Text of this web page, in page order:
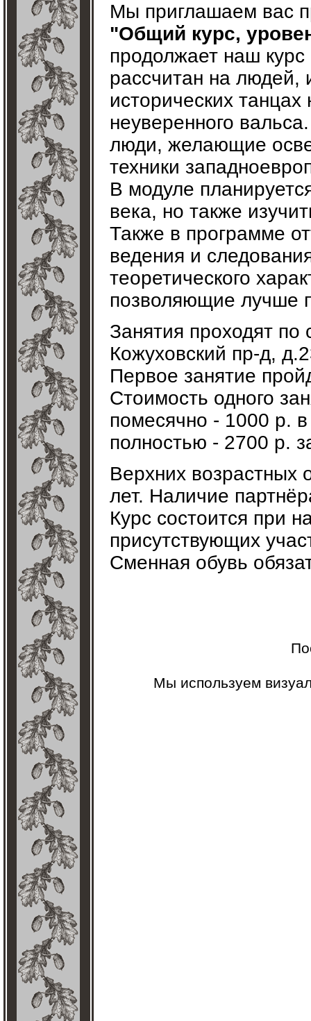
Мы приглашаем вас
"Общий курс,
продолжает наш курс
рассчитан на людей,
исторических
неуверенного
люди, желающие
техники
В модуле
века, но также
Также в программе
ведения и
теоретического
позволяющие лучше
Занятия проходят
Кожуховский пр-д,
Первое занятие
Стоимость одного
помесячно - 1000 р.
полностью - 2700 р.
Верхних возрастных
лет. Наличие
Курс состоится при
присутствующих
Сменная обувь
Мы используем